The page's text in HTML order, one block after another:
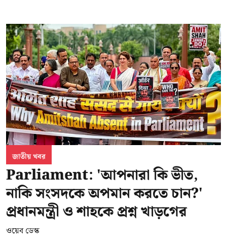
জাতীয় খবর
Parliament: 'আপনারা কি ভীত,
নাকি সংসদকে অপমান করতে চান?'
প্রধানমন্ত্রী ও শাহকে প্রশ্ন খাড়গের
ওয়েব ডেস্ক